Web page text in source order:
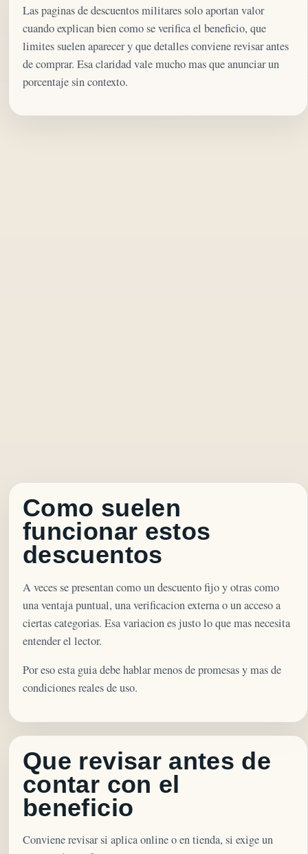
Las paginas de descuentos militares solo aportan valor
cuando explican bien como se verifica el beneficio, que
limites suelen aparecer y que detalles conviene revisar antes
de comprar. Esa claridad vale mucho mas que anunciar un
porcentaje sin contexto.
Como suelen
funcionar estos
descuentos
A veces se presentan como un descuento fijo y otras como
una ventaja puntual, una verificacion externa o un acceso a
ciertas categorias. Esa variacion es justo lo que mas necesita
entender el lector.
Por eso esta guia debe hablar menos de promesas y mas de
condiciones reales de uso.
Que revisar antes de
contar con el
beneficio
Conviene revisar si aplica online o en tienda, si exige un